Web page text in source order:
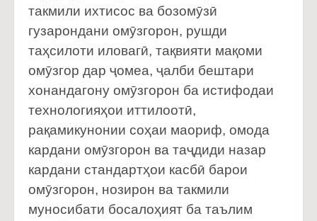
такмили ихтисос ва бозомӯзӣ
гузарондани омӯзгорон, рушди
таҳсилоти иловагӣ, тақвияти мақоми
омӯзгор дар ҷомеа, ҷалби бештари
хонандагону омӯзгорон ба истифодаи
технологияҳои иттилоотӣ,
рақамикунонии соҳаи маориф, омода
кардани омӯзгорон ва таҷдиди назар
кардани стандартҳои касбӣ барои
омӯзгорон, нозирон ва такмили
муносибати босалоҳият ба таълим